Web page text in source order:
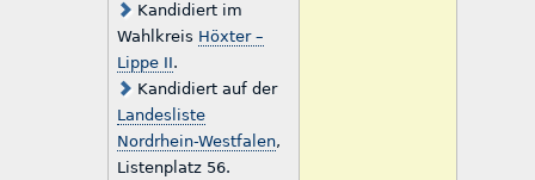
Kandidiert im
Wahlkreis Höxter –
Lippe II.
Kandidiert auf der
Landesliste
Nordrhein-Westfalen,
Listenplatz 56.